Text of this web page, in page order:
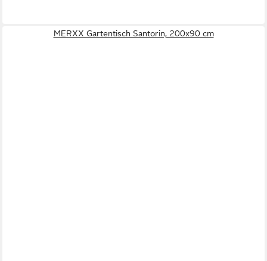
MERXX Gartentisch Santorin, 200x90 cm